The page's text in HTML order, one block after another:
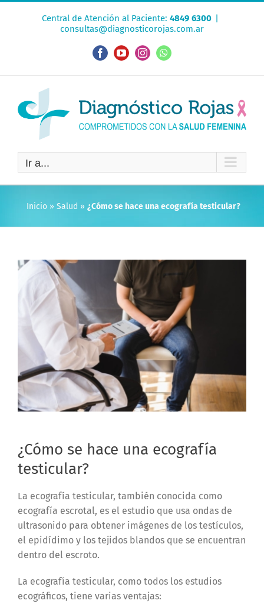
Central de Atención al Paciente: 4849 6300 |
consultas@diagnosticorojas.com.ar
FacebookYouTubeInstagramWhatsApp
Ir a...
Inicio » Salud » ¿Cómo se hace una ecografía testicular?
¿Cómo se hace una ecografía
testicular?
La ecografía testicular, también conocida como
ecografía escrotal, es el estudio que usa ondas de
ultrasonido para obtener imágenes de los testículos,
el epidídimo y los tejidos blandos que se encuentran
dentro del escroto.
La ecografía testicular, como todos los estudios
ecográficos, tiene varias ventajas: